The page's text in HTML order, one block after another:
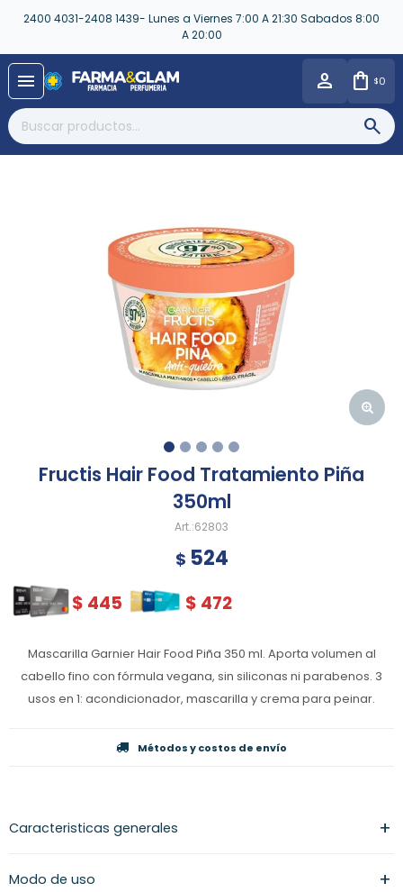
2400 4031-2408 1439- Lunes a Viernes 7:00 A 21:30 Sabados 8:00
A 20:00
menu $0
Fructis Hair Food Tratamiento Piña
350ml
62803
$ 524
$ 445 $ 472
Mascarilla Garnier Hair Food Piña 350 ml. Aporta volumen al
cabello fino con fórmula vegana, sin siliconas ni parabenos. 3
usos en 1: acondicionador, mascarilla y crema para peinar.
Métodos y costos de envío
Caracteristicas generales
Modo de uso